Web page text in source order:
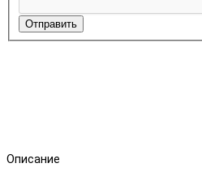
Отправить
Описание